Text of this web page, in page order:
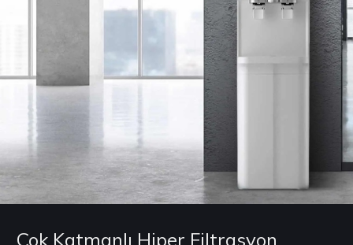
Çok Katmanlı Hiper Filtrasyon